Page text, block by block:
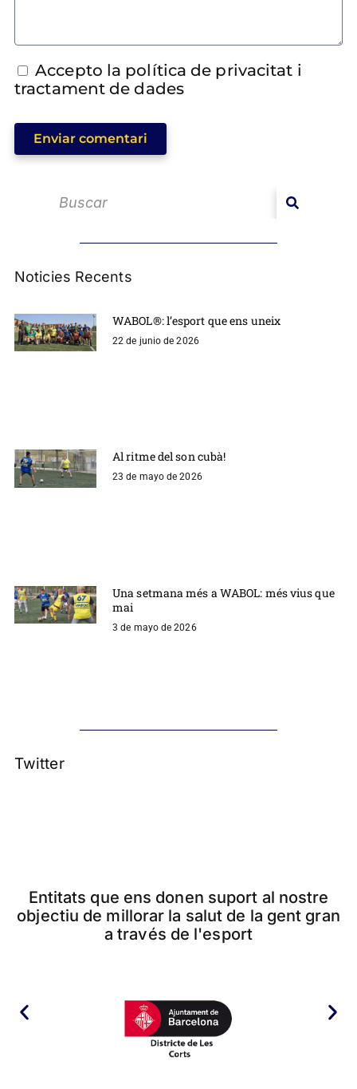
Accepto la política de privacitat i
tractament de dades
Enviar comentari
Noticies Recents
WABOL®: l’esport que ens uneix
22 de junio de 2026
Al ritme del son cubà!
23 de mayo de 2026
Una setmana més a WABOL: més vius que
mai
3 de mayo de 2026
Twitter
Entitats que ens donen suport al nostre
objectiu de millorar la salut de la gent gran
a través de l'esport